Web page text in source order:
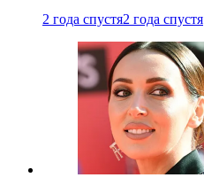
2 года спустя2 года спустя